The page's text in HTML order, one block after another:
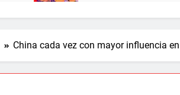
China cada vez con mayor influencia